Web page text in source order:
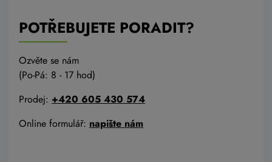
POTŘEBUJETE PORADIT?
Ozvěte se nám
(Po-Pá: 8 - 17 hod)
Prodej: +420 605 430 574
Online formulář: napište nám